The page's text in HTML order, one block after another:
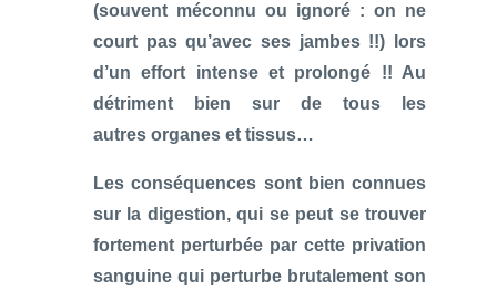
(souvent méconnu ou ignoré : on ne
court pas qu’avec ses jambes !!) lors
d’un effort intense et prolongé !! Au
détriment bien sur de tous les
autres organes et tissus…
Les conséquences sont bien connues
sur la digestion, qui se peut se trouver
fortement perturbée par cette privation
sanguine qui perturbe brutalement son